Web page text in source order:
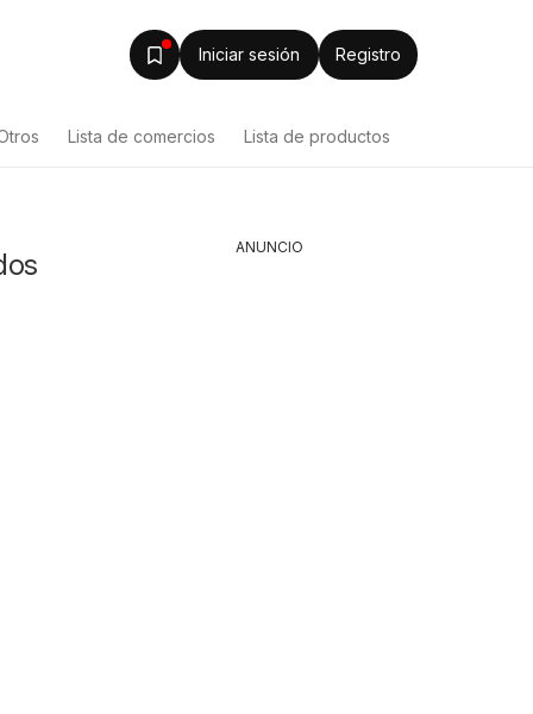
Iniciar sesión Registro
Lista de comercios Lista de productos
ANUNCIO